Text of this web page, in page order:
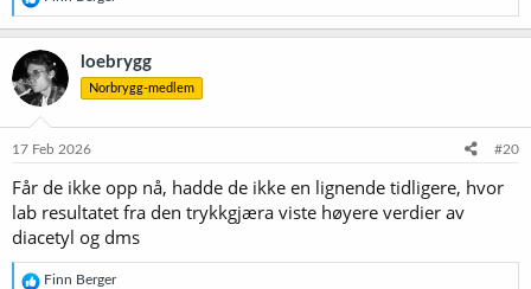
e
a
k
s
j
o
e
:
loebrygg
Norbrygg-medlem
17 Feb 2026 #20
Får de ikke opp nå, hadde de ikke en lignende tidligere, hvor
lab resultatet fra den trykkgjæra viste høyere verdier av
diacetyl og dms
R
Finn Berger